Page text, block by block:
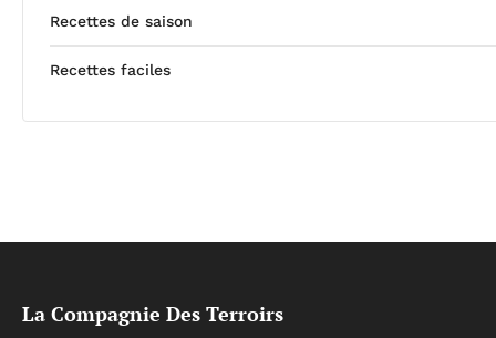
Recettes de saison
Recettes faciles
La Compagnie Des Terroirs